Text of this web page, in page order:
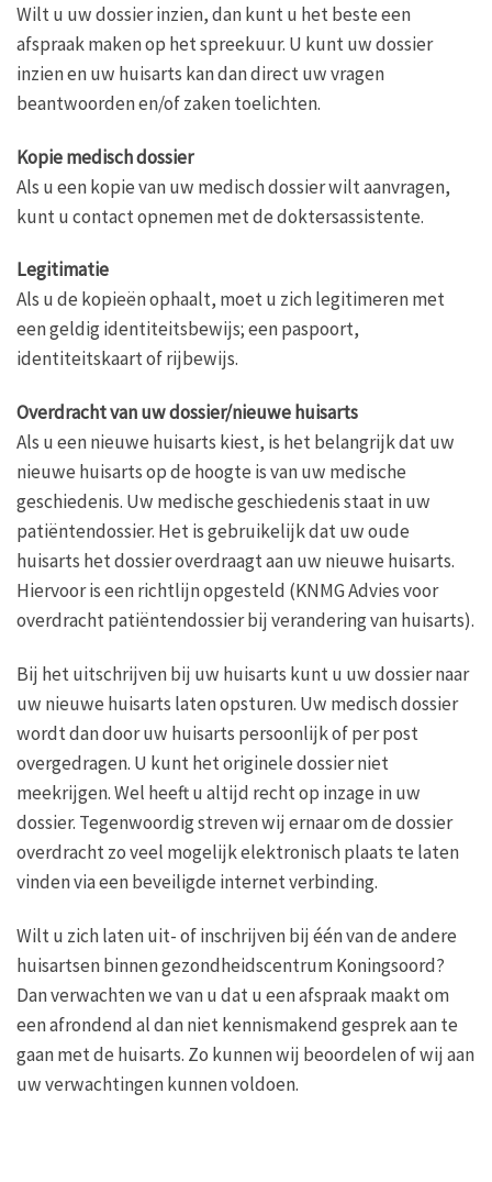
Wilt u uw dossier inzien, dan kunt u het beste een
afspraak maken op het spreekuur. U kunt uw dossier
inzien en uw huisarts kan dan direct uw vragen
beantwoorden en/of zaken toelichten.
Kopie medisch dossier
Als u een kopie van uw medisch dossier wilt aanvragen,
kunt u contact opnemen met de doktersassistente.
Legitimatie
Als u de kopieën ophaalt, moet u zich legitimeren met
een geldig identiteitsbewijs; een paspoort,
identiteitskaart of rijbewijs.
Overdracht van uw dossier/nieuwe huisarts
Als u een nieuwe huisarts kiest, is het belangrijk dat uw
nieuwe huisarts op de hoogte is van uw medische
geschiedenis. Uw medische geschiedenis staat in uw
patiëntendossier. Het is gebruikelijk dat uw oude
huisarts het dossier overdraagt aan uw nieuwe huisarts.
Hiervoor is een richtlijn opgesteld (KNMG Advies voor
overdracht patiëntendossier bij verandering van huisarts).
Bij het uitschrijven bij uw huisarts kunt u uw dossier naar
uw nieuwe huisarts laten opsturen. Uw medisch dossier
wordt dan door uw huisarts persoonlijk of per post
overgedragen. U kunt het originele dossier niet
meekrijgen. Wel heeft u altijd recht op inzage in uw
dossier. Tegenwoordig streven wij ernaar om de dossier
overdracht zo veel mogelijk elektronisch plaats te laten
vinden via een beveiligde internet verbinding.
Wilt u zich laten uit- of inschrijven bij één van de andere
huisartsen binnen gezondheidscentrum Koningsoord?
Dan verwachten we van u dat u een afspraak maakt om
een afrondend al dan niet kennismakend gesprek aan te
gaan met de huisarts. Zo kunnen wij beoordelen of wij aan
uw verwachtingen kunnen voldoen.